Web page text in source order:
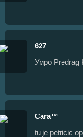
627
Умро Predrag
Cara™
tu je petricic